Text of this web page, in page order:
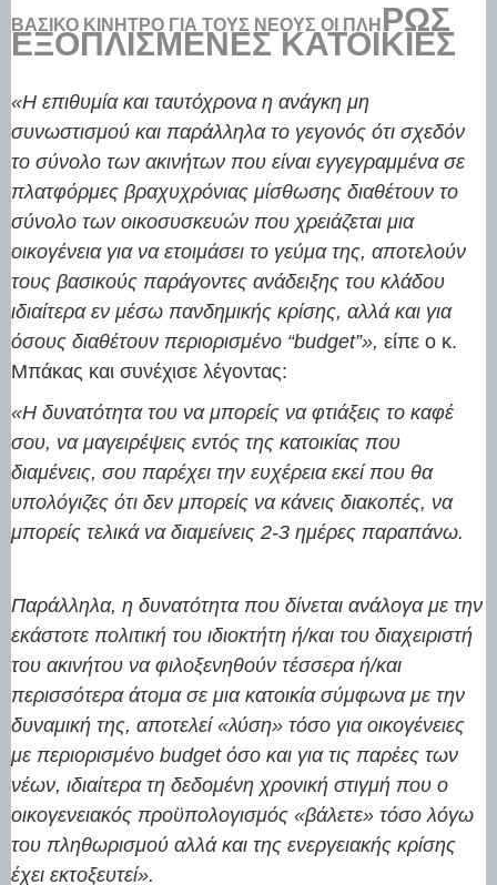
ΒΑΣΙΚΌ ΚΊΝΗΤΡΟ ΓΙΑ ΤΟΥΣ ΝΈΟΥΣ ΟΙ ΠΛΉ ΡΩΣ
ΕΞΟΠΛΙΣΜΈΝΕΣ ΚΑΤΟΙΚΊΕΣ
«Η επιθυμία και ταυτόχρονα η ανάγκη μη
συνωστισμού και παράλληλα το γεγονός ότι σχεδόν
το σύνολο των ακινήτων που είναι εγγεγραμμένα σε
πλατφόρμες βραχυχρόνιας μίσθωσης διαθέτουν το
σύνολο των οικοσυσκευών που χρειάζεται μια
οικογένεια για να ετοιμάσει το γεύμα της, αποτελούν
τους βασικούς παράγοντες ανάδειξης του κλάδου
ιδιαίτερα εν μέσω πανδημικής κρίσης, αλλά και για
όσους διαθέτουν περιορισμένο “budget”», είπε ο κ.
Μπάκας και συνέχισε λέγοντας:
«Η δυνατότητα του να μπορείς να φτιάξεις το καφέ
σου, να μαγειρέψεις εντός της κατοικίας που
διαμένεις, σου παρέχει την ευχέρεια εκεί που θα
υπολόγιζες ότι δεν μπορείς να κάνεις διακοπές, να
μπορείς τελικά να διαμείνεις 2-3 ημέρες παραπάνω.
Παράλληλα, η δυνατότητα που δίνεται ανάλογα με την
εκάστοτε πολιτική του ιδιοκτήτη ή/και του διαχειριστή
του ακινήτου να φιλοξενηθούν τέσσερα ή/και
περισσότερα άτομα σε μια κατοικία σύμφωνα με την
δυναμική της, αποτελεί «λύση» τόσο για οικογένειες
με περιορισμένο budget όσο και για τις παρέες των
νέων, ιδιαίτερα τη δεδομένη χρονική στιγμή που ο
οικογενειακός προϋπολογισμός «βάλετε» τόσο λόγω
του πληθωρισμού αλλά και της ενεργειακής κρίσης
έχει εκτοξευτεί».